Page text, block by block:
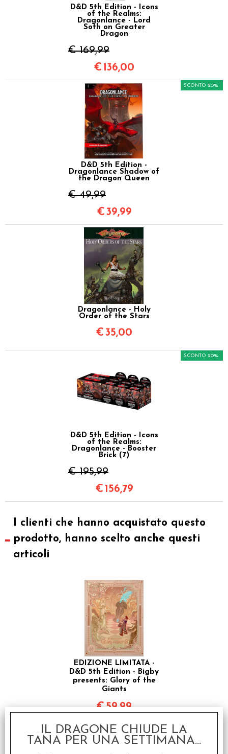
D&D 5th Edition - Icons
of the Realms:
Dragonlance - Lord
Soth on Greater
Dragon
€ 169,99
€ 136,00
D&D 5th Edition -
Dragonlance Shadow of
the Dragon Queen
€ 49,99
SCONTO 20%
€39,99
Dragonlance - Holy
Order of the Stars
€35,00
D&D 5th Edition - Icons
of the Realms:
Dragonlance - Booster
Brick (7)
€ 195,99
SCONTO 20%
€ 156,79
I clienti che hanno acquistato questo
prodotto, hanno scelto anche questi
articoli
EDIZIONE LIMITATA -
D&D 5th Edition - Bigby
presents: Glory of the
Giants
€59,99
SCONTO 20%
IL DRAGONE CHIUDE LA
TANA PER UNA SETTIMANA...